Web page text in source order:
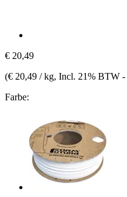
€ 20,49
(€ 20,49 / kg, Incl. 21% BTW -
Farbe: